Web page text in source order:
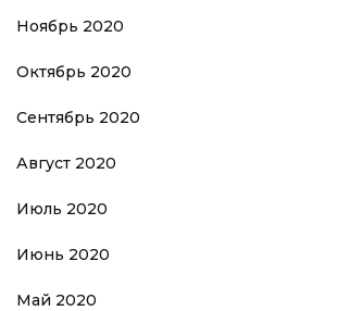
Ноябрь 2020
Октябрь 2020
Сентябрь 2020
Август 2020
Июль 2020
Июнь 2020
Май 2020